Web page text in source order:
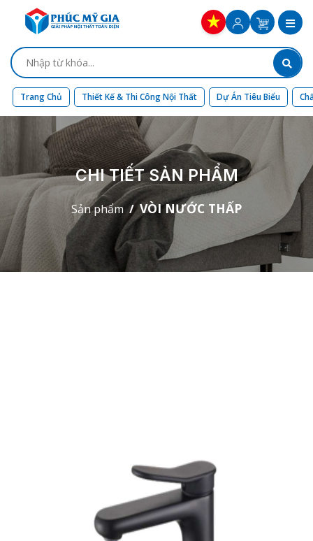
Trang Chủ Thiết Kế & Thi Công Nội Thất Dự Án Tiêu Biểu
CHI TIẾT SẢN PHẨM
Sản phẩm VÒI NƯỚC THẤP